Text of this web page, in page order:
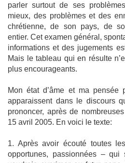
parler surtout de ses
mieux, des problèmes et des
chrétienne, de son pays, de
entier. Cet examen général,
informations et des jugements
Mais le tableau qui en résulte
plus encourageants.
Mon état d’âme et ma pensée
apparaissent dans le discours
prononcer, après de
15 avril 2005. En voici le texte:
1. Après avoir écouté toutes
opportunes, passionnées –